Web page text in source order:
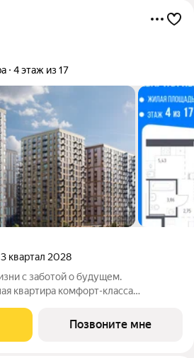
4 этаж из 17
3 квартал 2028
с заботой о будущем.
квартира комфорт-класса
"Квартал
вашем времени, поэтому квартиры
Позвоните мне